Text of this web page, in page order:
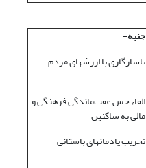
جنبه-
ناسازگاری با ارزش­های مردم
القاء حس عقب‌ماندگی فرهنگی و
مالی به ساکنین
تخریب یادمان­های باستانی